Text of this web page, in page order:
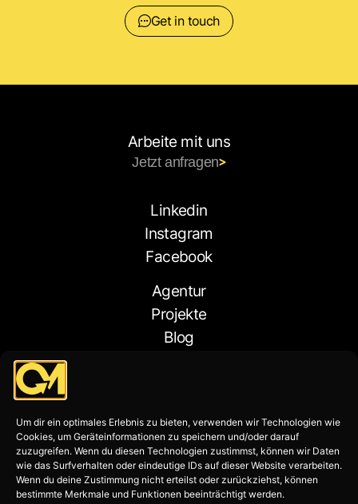
Um dir ein optimales Erlebnis zu bieten, verwenden wir Technologien wie
Cookies, um Geräteinformationen zu speichern und/oder darauf
zuzugreifen. Wenn du diesen Technologien zustimmst, können wir Daten
wie das Surfverhalten oder eindeutige IDs auf dieser Website verarbeiten.
Wenn du deine Zustimmung nicht erteilst oder zurückziehst, können
bestimmte Merkmale und Funktionen beeinträchtigt werden.
Get in touch
Arbeite mit uns
Jetzt anfragen
Linkedin
Instagram
Facebook
Agentur
Projekte
Blog